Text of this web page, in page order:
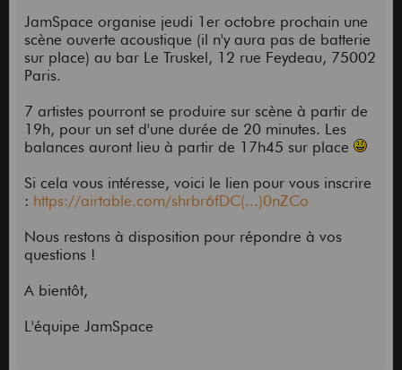
JamSpace organise jeudi 1er octobre prochain une
scène ouverte acoustique (il n'y aura pas de batterie
sur place) au bar Le Truskel, 12 rue Feydeau, 75002
Paris.
7 artistes pourront se produire sur scène à partir de
19h, pour un set d'une durée de 20 minutes. Les
balances auront lieu à partir de 17h45 sur place
Si cela vous intéresse, voici le lien pour vous inscrire
: https://airtable.com/shrbr6fDC(...)0nZCo
Nous restons à disposition pour répondre à vos
questions !
A bientôt,
L'équipe JamSpace